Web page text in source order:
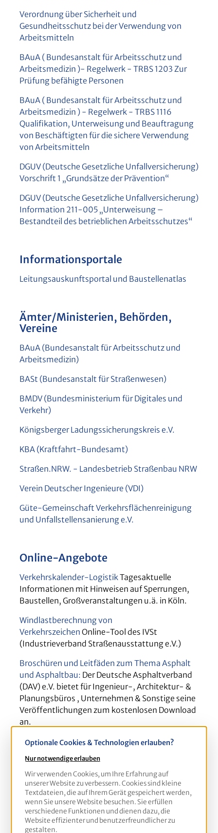
Verordnung über Sicherheit und
Gesundheitsschutz bei der Verwendung von
Arbeitsmitteln
BAuA ( Bundesanstalt für Arbeitsschutz und
Arbeitsmedizin )- Regelwerk - TRBS 1203 Zur
Prüfung befähigte Personen
BAuA ( Bundesanstalt für Arbeitsschutz und
Arbeitsmedizin ) - Regelwerk - TRBS 1116
Qualifikation, Unterweisung und Beauftragung
von Beschäftigten für die sichere Verwendung
von Arbeitsmitteln
DGUV (Deutsche Gesetzliche Unfallversicherung)
Vorschrift 1 „Grundsätze der Prävention“
DGUV (Deutsche Gesetzliche Unfallversicherung)
Information 211-005 „Unterweisung –
Bestandteil des betrieblichen Arbeitsschutzes“
Informationsportale
Leitungsauskunftsportal und Baustellenatlas
Ämter/Ministerien, Behörden,
Vereine
BAuA (Bundesanstalt für Arbeitsschutz und
Arbeitsmedizin)
BASt (Bundesanstalt für Straßenwesen)
BMDV (Bundesministerium für Digitales und
Verkehr)
Königsberger Ladungssicherungskreis e.V.
KBA (Kraftfahrt-Bundesamt)
Straßen.NRW. - Landesbetrieb Straßenbau NRW
Verein Deutscher Ingenieure (VDI)
Güte-Gemeinschaft Verkehrsflächenreinigung
und Unfallstellensanierung e.V.
Online-Angebote
Verkehrskalender-LogistikTagesaktuelle
Informationen mit Hinweisen auf Sperrungen,
Baustellen, Großveranstaltungen u.ä. in Köln.
Windlastberechnung von
Verkehrszeichen Online-Tool des IVSt
(Industrieverband Straßenausstattung e.V.)
Broschüren und Leitfäden zum Thema Asphalt
und Asphaltbau: Der Deutsche Asphaltverband
(DAV) e.V. bietet für Ingenieur-, Architektur- &
Planungsbüros , Unternehmen & Sonstige seine
Veröffentlichungen zum kostenlosen Download
an.
Geopläne der Bundesländer
Berlin und Brandenburg: FIS-Broker
Nordrhein-Westfalen: TIM-Online
Nur notwendige erlauben
Optionale Cookies & Technologien erlauben?
Wir verwenden Cookies, um Ihre Erfahrung auf
unserer Website zu verbessern. Cookies sind kleine
Textdateien, die auf Ihrem Gerät gespeichert werden,
wenn Sie unsere Website besuchen. Sie erfüllen
verschiedene Funktionen und dienen dazu, die
Website effizienter und benutzerfreundlicher zu
gestalten.